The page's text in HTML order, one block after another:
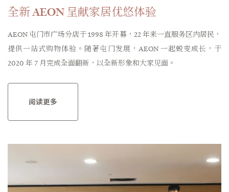
全新 AEON 呈献家居优悠体验
AEON 屯门市广场分店于 1998 年开幕，22 年来一直服务区内居民，
提供一站式购物体验。随著屯门发展，AEON 一起蜕变成长，于
2020 年 7 月完成全面翻新，以全新形象和大家见面。
阅读更多